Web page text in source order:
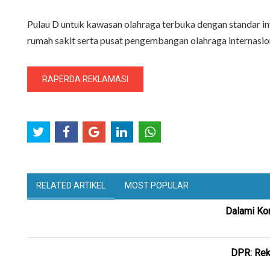
Pulau D untuk kawasan olahraga terbuka dengan standar
rumah sakit serta pusat pengembangan olahraga
RAPERDA REKLAMASI
RELATED ARTIKEL MOST POPULAR
Dalami
DPR: